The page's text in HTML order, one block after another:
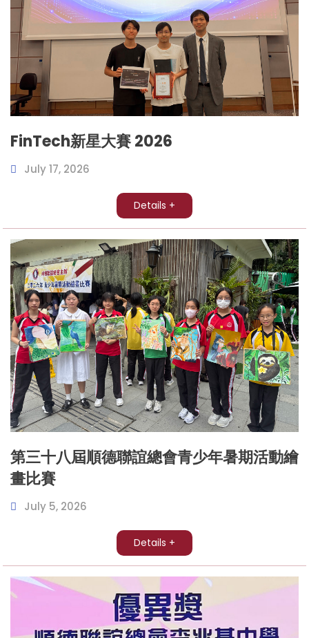
FinTech新星大賽 2026
July 17, 2026
Details +
第三十八屆順德聯誼總會青少年暑期活動繪
畫比賽
July 5, 2026
Details +